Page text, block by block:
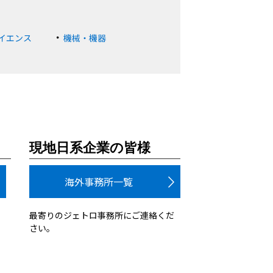
エンス 機械・機器
現地日系企業の皆様
海外事務所一覧
最寄りのジェトロ事務所にご連絡くだ
さい。